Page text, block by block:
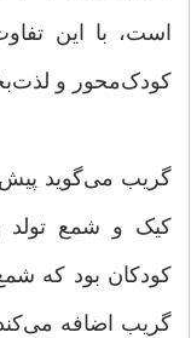
است، با این
کودک‌محور و
گریب می‌گوید پیش
کیک و شمع تولد
کودکان بود که
گریب اضافه